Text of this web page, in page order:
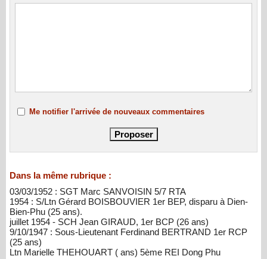
Me notifier l'arrivée de nouveaux commentaires
Dans la même rubrique :
03/03/1952 : SGT Marc SANVOISIN 5/7 RTA
1954 : S/Ltn Gérard BOISBOUVIER 1er BEP, disparu à Dien-
Bien-Phu (25 ans).
juillet 1954 - SCH Jean GIRAUD, 1er BCP (26 ans)
9/10/1947 : Sous-Lieutenant Ferdinand BERTRAND 1er RCP
(25 ans)
Ltn Marielle THEHOUART ( ans) 5ème REI Dong Phu